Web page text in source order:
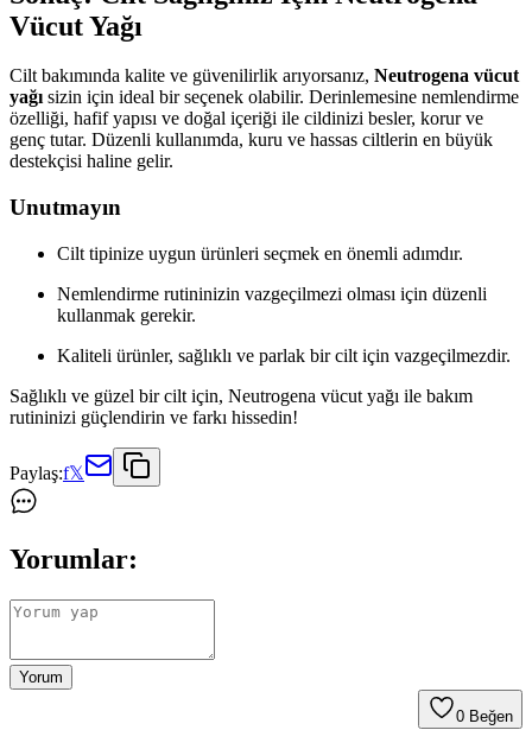
Vücut Yağı
Cilt bakımında kalite ve güvenilirlik arıyorsanız, Neutrogena vücut
yağısizin için ideal bir seçenek olabilir. Derinlemesine nemlendirme
özelliği, hafif yapısı ve doğal içeriği ile cildinizi besler, korur ve
genç tutar. Düzenli kullanımda, kuru ve hassas ciltlerin en büyük
destekçisi haline gelir.
Unutmayın
Cilt tipinize uygun ürünleri seçmek en önemli adımdır.
Nemlendirme rutininizin vazgeçilmezi olması için düzenli
kullanmak gerekir.
Kaliteli ürünler, sağlıklı ve parlak bir cilt için vazgeçilmezdir.
Sağlıklı ve güzel bir cilt için, Neutrogena vücut yağı ile bakım
rutininizi güçlendirin ve farkı hissedin!
Paylaş:f𝕏
Yorumlar:
Yorum
0 Beğen